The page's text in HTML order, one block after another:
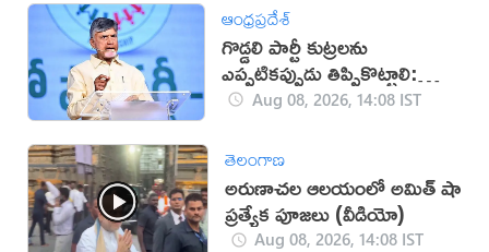
ఆంధ్రప్రదేశ్
గొడ్డలి పార్టీ కుట్రలను
ఎప్పటికప్పుడు తిప్పికొట్టాలి:
చంద్రబాబు
Aug 08, 2026, 14:08 IST
తెలంగాణ
అరుణాచల ఆలయంలో అమిత్ షా
ప్రత్యేక పూజలు (వీడియో)
Aug 08, 2026, 14:08 IST